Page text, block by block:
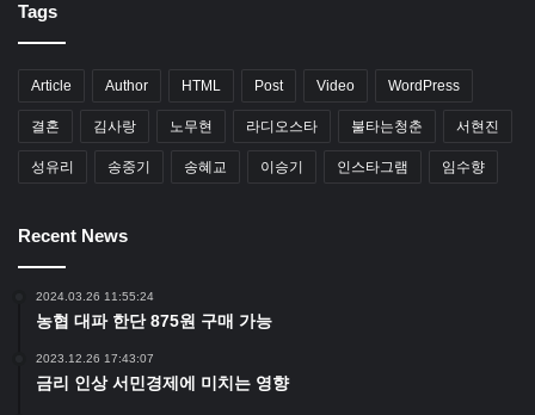
Tags
Article Author HTML Post Video WordPress
결혼 김사랑 노무현 라디오스타 불타는청춘 서현진
성유리 송중기 송혜교 이승기 인스타그램 임수향
Recent News
2024.03.26 11:55:24
농협 대파 한단 875원 구매 가능
2023.12.26 17:43:07
금리 인상 서민경제에 미치는 영향